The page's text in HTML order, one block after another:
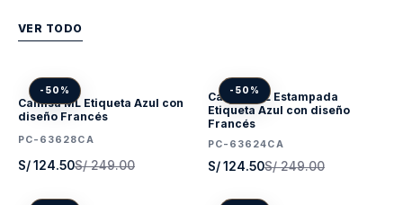
VER TODO
-50%
Camisa ML Etiqueta Azul con
diseño Francés
PC-63628CA
S/ 124.50S/ 249.00
-50%
Camisa ML Estampada
Etiqueta Azul con diseño
Francés
PC-63624CA
S/ 124.50S/ 249.00